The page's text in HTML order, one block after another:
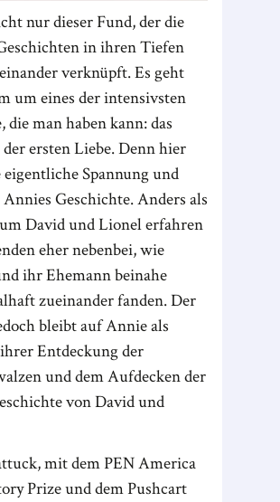
nur dieser Fund, der die
in ihren Tiefen
verknüpft. Es geht
um eines der intensivsten
die man haben kann: das
ersten Liebe. Denn hier
Spannung und
Geschichte. Anders als
David und Lionel erfahren
eher nebenbei, wie
ihr Ehemann beinahe
zueinander fanden. Der
bleibt auf Annie als
Entdeckung der
und dem Aufdecken der
von David und
mit dem PEN America
Prize und dem Pushcart